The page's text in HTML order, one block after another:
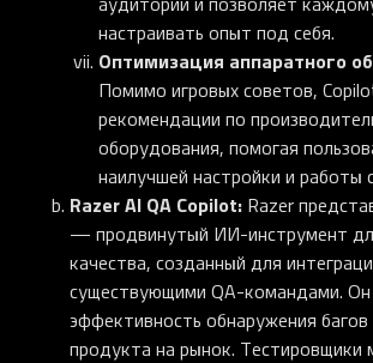
настраивать опыт под себя.
Оптимизация аппаратного
Помимо игровых советов,
рекомендации по
оборудования, помогая
наилучшей настройки и работы
Razer AI QA Copilot: Razer
— продвинутый ИИ-инструмент
качества, созданный для
существующими QA-командами.
эффективность обнаружения
продукта на рынок. Тестировщики